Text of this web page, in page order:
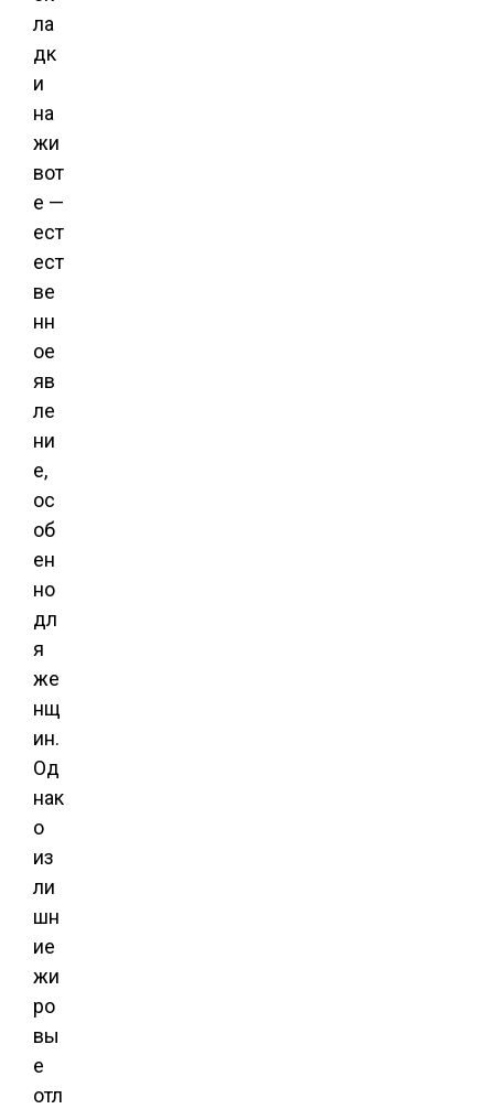
ла
дк
и
на
жи
вот
е —
ест
ест
ве
нн
ое
яв
ле
ни
е,
ос
об
ен
но
дл
я
же
нщ
ин.
Од
нак
о
из
ли
шн
ие
жи
ро
вы
е
отл